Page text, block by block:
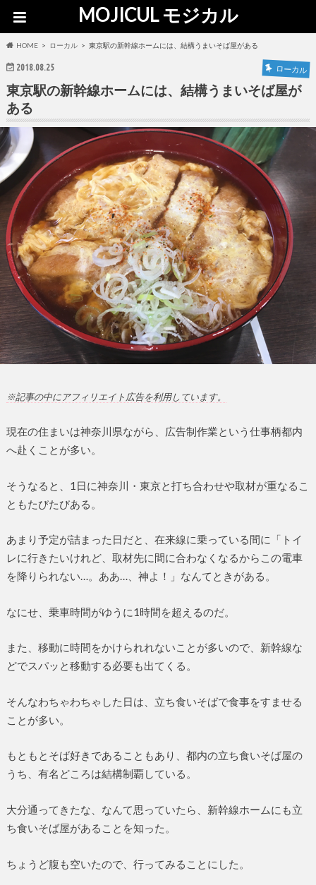
MOJICUL モジカル
HOME ローカル 東京駅の新幹線ホームには、結構うまいそば屋がある
2018.08.25 ローカル
東京駅の新幹線ホームには、結構うまいそば屋が
ある
※記事の中にアフィリエイト広告を利用しています。
現在の住まいは神奈川県ながら、広告制作業という仕事柄都内
へ赴くことが多い。
そうなると、1日に神奈川・東京と打ち合わせや取材が重なるこ
ともたびたびある。
あまり予定が詰まった日だと、在来線に乗っている間に「トイ
レに行きたいけれど、取材先に間に合わなくなるからこの電車
を降りられない…。ああ…、神よ！」なんてときがある。
なにせ、乗車時間がゆうに1時間を超えるのだ。
また、移動に時間をかけられれないことが多いので、新幹線な
どでスパッと移動する必要も出てくる。
そんなわちゃわちゃした日は、立ち食いそばで食事をすませる
ことが多い。
もともとそば好きであることもあり、都内の立ち食いそば屋の
うち、有名どころは結構制覇している。
大分通ってきたな、なんて思っていたら、新幹線ホームにも立
ち食いそば屋があることを知った。
ちょうど腹も空いたので、行ってみることにした。